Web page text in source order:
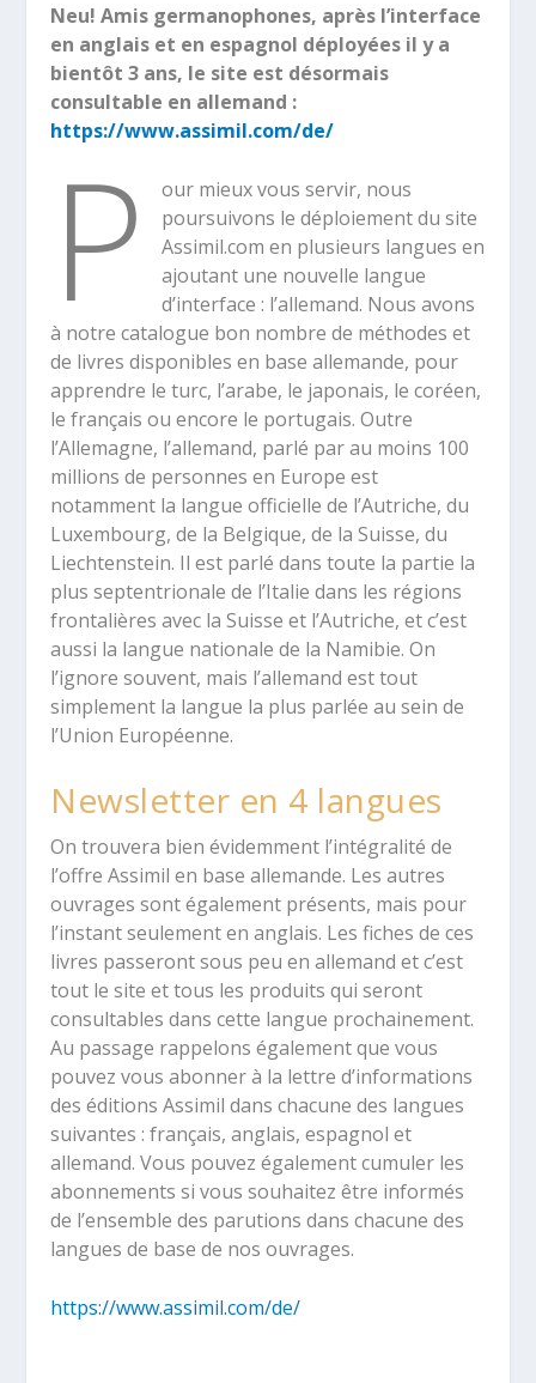
Neu! Amis germanophones, après l’interface
en anglais et en espagnol déployées il y a
bientôt 3 ans, le site est désormais
consultable en allemand :
https://www.assimil.com/de/
P
our mieux vous servir, nous
poursuivons le déploiement du site
Assimil.com en plusieurs langues en
ajoutant une nouvelle langue
d’interface : l’allemand. Nous avons
à notre catalogue bon nombre de méthodes et
de livres disponibles en base allemande, pour
apprendre le turc, l’arabe, le japonais, le coréen,
le français ou encore le portugais. Outre
l’Allemagne, l’allemand, parlé par au moins 100
millions de personnes en Europe est
notamment la langue officielle de l’Autriche, du
Luxembourg, de la Belgique, de la Suisse, du
Liechtenstein. Il est parlé dans toute la partie la
plus septentrionale de l’Italie dans les régions
frontalières avec la Suisse et l’Autriche, et c’est
aussi la langue nationale de la Namibie. On
l’ignore souvent, mais l’allemand est tout
simplement la langue la plus parlée au sein de
l’Union Européenne.
Newsletter en 4 langues
On trouvera bien évidemment l’intégralité de
l’offre Assimil en base allemande. Les autres
ouvrages sont également présents, mais pour
l’instant seulement en anglais. Les fiches de ces
livres passeront sous peu en allemand et c’est
tout le site et tous les produits qui seront
consultables dans cette langue prochainement.
Au passage rappelons également que vous
pouvez vous abonner à la lettre d’informations
des éditions Assimil dans chacune des langues
suivantes : français, anglais, espagnol et
allemand. Vous pouvez également cumuler les
abonnements si vous souhaitez être informés
de l’ensemble des parutions dans chacune des
langues de base de nos ouvrages.
https://www.assimil.com/de/